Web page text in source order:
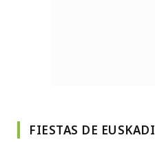
FIESTAS DE EUSKADI